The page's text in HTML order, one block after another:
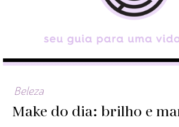
Beleza
Make do dia: brilho e